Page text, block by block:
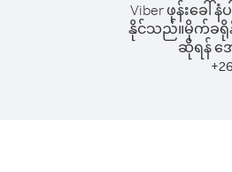
Viber ဖုန်းခေ
နိုင်သည်။မိုက်ခရိုနီ
ဆိုရန် အ
+